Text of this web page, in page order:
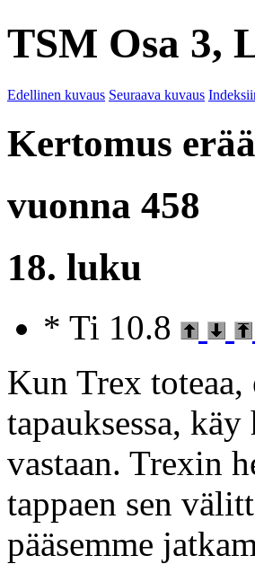
TSM Osa 3,
Edellinen kuvaus Seuraava kuvaus
Kertomus
vuonna 458
18. luku
* Ti 10.8
Kun Trex
tapauksessa,
vastaan. Trexin
tappaen sen
pääsemme